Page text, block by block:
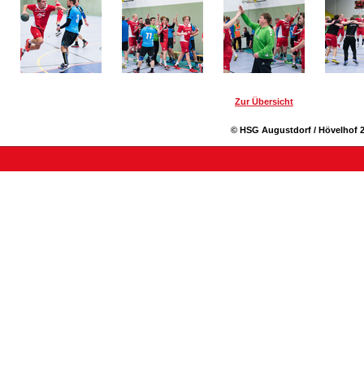
Zur Übersicht
© HSG Augustdorf / Hövelhof